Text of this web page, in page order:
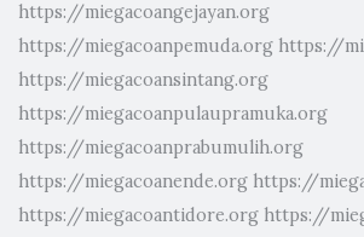
https://miegacoangejayan.org
https://miegacoanpemuda.org https://
https://miegacoansintang.org
https://miegacoanpulaupramuka.org
https://miegacoanprabumulih.org
https://miegacoanende.org https://
https://miegacoantidore.org https://